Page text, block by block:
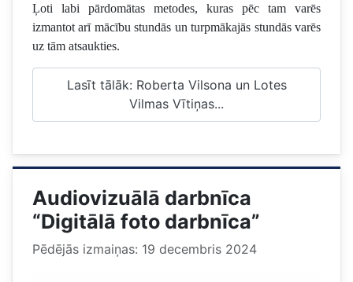
Ļoti labi pārdomātas metodes, kuras pēc tam varēs
izmantot arī mācību stundās un turpmākajās stundās varēs
uz tām atsaukties.
Lasīt tālāk: Roberta Vilsona un Lotes
Vilmas Vītiņas...
Audiovizuālā darbnīca
“Digitālā foto darbnīca”
Pēdējās izmaiņas: 19 decembris 2024